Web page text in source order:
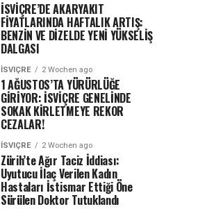
İSVİÇRE’DE AKARYAKIT
FİYATLARINDA HAFTALIK ARTIŞ:
BENZİN VE DİZELDE YENİ YÜKSELİŞ
DALGASI
İSVIÇRE 2 Wochen ago
1 AĞUSTOS’TA YÜRÜRLÜĞE
GİRİYOR: İSVİÇRE GENELİNDE
SOKAK KİRLETMEYE REKOR
CEZALAR!
İSVIÇRE 2 Wochen ago
Zürih’te Ağır Taciz İddiası:
Uyutucu İlaç Verilen Kadın
Hastaları İstismar Ettiği Öne
Sürülen Doktor Tutuklandı